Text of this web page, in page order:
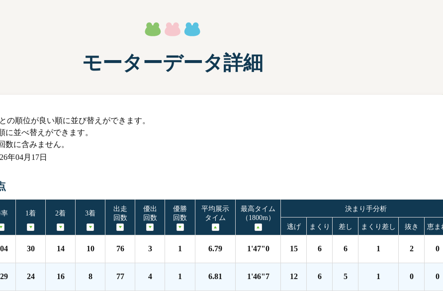
前検タイムランキング
選手検索
ファン送迎バス時刻表
施設案内
兵庫支部選手優勝実績
兵庫支部選手プロフィール一覧
モーターデータ詳細
の順位が良い順に並び替えができます。
並べ替えができます。
数に含みません。
年04月17日
1着 2着 3着
出走
回数
優出
回数
優勝
回数
平均展示
タイム
最高タイム
（1800m）
決まり手分析
逃げ まくり 差し まくり差し 抜き 恵ま
30 14 10 76 3 1 6.79 1'47"0 15 6 6 1 2 0
24 16 8 77 4 1 6.81 1'46"7 12 6 5 1 0 0